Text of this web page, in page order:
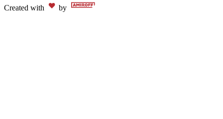
Created with by